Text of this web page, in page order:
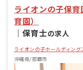
ライオンの子保
育園）
保育士の求人
ライオンの子ホールディング
沖縄県/那覇市